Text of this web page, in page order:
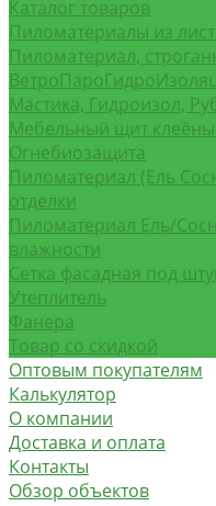
Каталог товаров
Пиломатериалы из
Пиломатериал,
Мастика, Гидроизол,
Мебельный щит
Огнебиозащита
Пиломатериал (Ель
отделки
Пиломатериал Ель/
влажности
Сетка фасадная под
Утеплитель
Фанера
Товар со скидкой
Оптовым покупателям
Калькулятор
О компании
Доставка и оплата
Контакты
Обзор объектов